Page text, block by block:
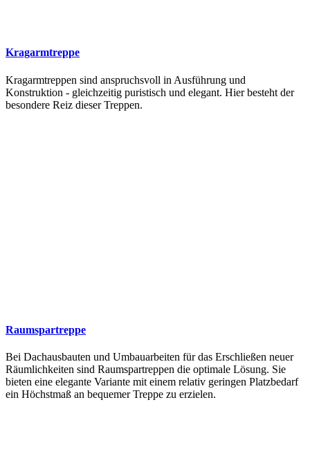
Kragarmtreppe
Kragarmtreppen sind anspruchsvoll in Ausführung und
Konstruktion - gleichzeitig puristisch und elegant. Hier besteht der
besondere Reiz dieser Treppen.
Raumspartreppe
Bei Dachausbauten und Umbauarbeiten für das Erschließen neuer
Räumlichkeiten sind Raumspartreppen die optimale Lösung. Sie
bieten eine elegante Variante mit einem relativ geringen Platzbedarf
ein Höchstmaß an bequemer Treppe zu erzielen.